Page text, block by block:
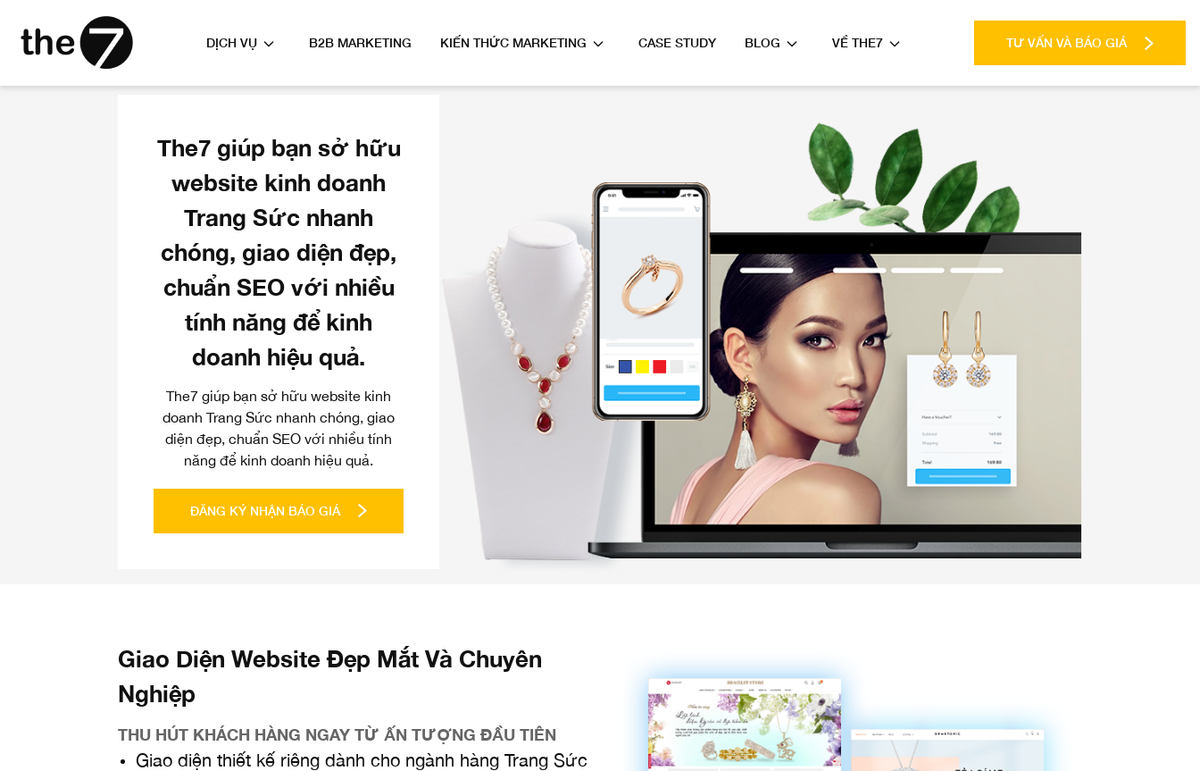
DỊCH VỤ B2B MARKETING KIẾN THỨC MARKETING CASE STUDY BLOG VỀ THE7 TƯ VẤN VÀ BÁO GIÁ
The7giúp bạn sở hữu
website kinh doanh
Trang Sức nhanh
chóng, giao diện đẹp,
chuẩn SEO với nhiều
tính năng để kinh
doanh hiệu quả.
The7 giúp bạn sở hữu website kinh
doanh Trang Sức nhanh chóng, giao
diện đẹp, chuẩn SEO với nhiều tính
năng để kinh doanh hiệu quả.
ĐĂNG KÝ NHẬN BÁO GIÁ
Giao Diện Website Đẹp Mắt Và Chuyên
Nghiệp
THU HÚT KHÁCH HÀNG NGAY TỪ ẤN TƯỢNG ĐẦU TIÊN
Giao diện thiết kế riêng dành cho ngành hàng Trang Sức